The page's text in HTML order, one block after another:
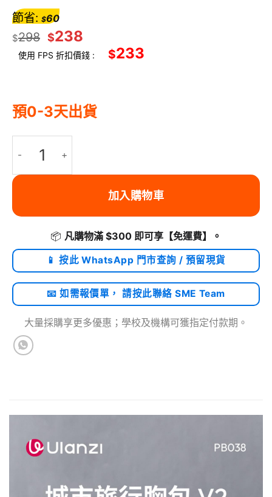
$298 $238
節省: $60
使用 FPS 折扣價錢 : $233
預0-3天出貨
加入購物車
📦 凡購物滿 $300 即可享 【免運費】 。
📱 按此 WhatsApp 門市查詢 / 預留現貨
📧 如需報價單， 請按此聯絡 SME Team
大量採購享更多優惠；學校及機構可獲指定付款期。